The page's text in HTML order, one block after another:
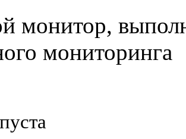
монитор,
мониторинга